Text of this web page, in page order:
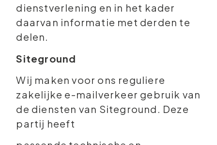
dienstverlening en in het kader
daarvan informatie met derden te
delen.
Siteground
Wij maken voor ons reguliere
zakelijke e-mailverkeer gebruik van
de diensten van Siteground. Deze
partij heeft